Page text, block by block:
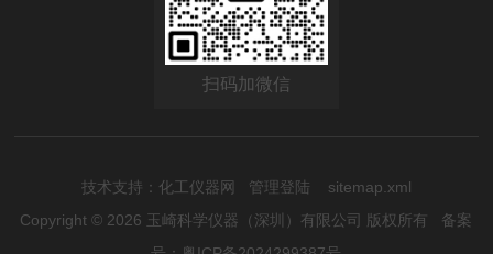
扫码加微信
技术支持： 化工仪器网 管理登陆
sitemap.xml
Copyright © 2026 玉崎科学仪器（深圳）有限公司 版权所有 备案